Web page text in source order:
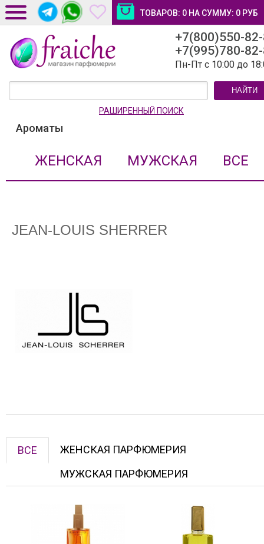
ТОВАРОВ: 0 НА СУММУ: 0 РУБ
ДОСТАВКА И ОПЛАТА
НОВОСТИ И СТАТЬИ
+7(800)550-
+7(995)780-
Пн-Пт с 10:00 до
НАЙТИ
РАШИРЕННЫЙ ПОИСК
Ароматы
ЖЕНСКАЯ МУЖСКАЯ ВСЕ
JEAN-LOUIS SHERRER
ВСЕ
ЖЕНСКАЯ ПАРФЮМЕРИЯ
МУЖСКАЯ ПАРФЮМЕРИЯ